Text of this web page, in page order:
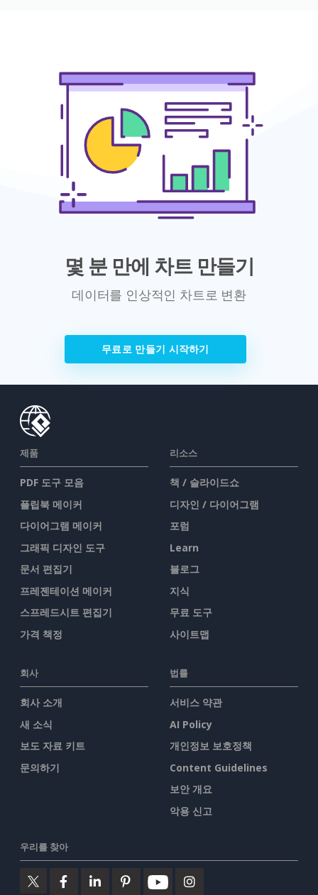
몇 분 만에 차트 만들기
데이터를 인상적인 차트로 변환
무료로 만들기 시작하기
제품
PDF 도구 모음
플립북 메이커
다이어그램 메이커
그래픽 디자인 도구
문서 편집기
프레젠테이션 메이커
스프레드시트 편집기
가격 책정
리소스
책 / 슬라이드쇼
디자인 / 다이어그램
포럼
Learn
블로그
지식
무료 도구
사이트맵
회사
회사 소개
새 소식
보도 자료 키트
문의하기
법률
서비스 약관
AI Policy
개인정보 보호정책
Content Guidelines
보안 개요
악용 신고
우리를 찾아